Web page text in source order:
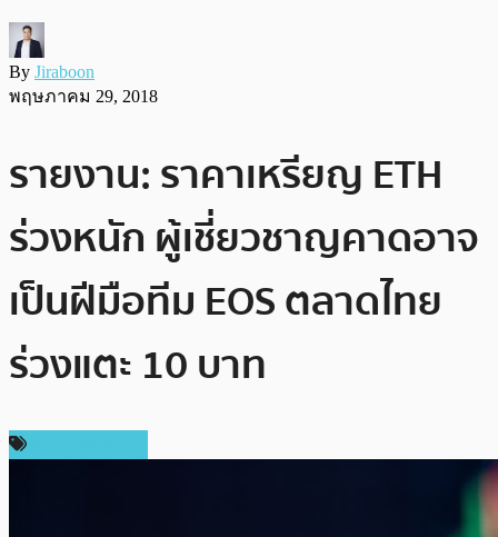
By Jiraboon
พฤษภาคม 29, 2018
รายงาน: ราคาเหรียญ​ ETH
ร่วงหนัก ผู้เชี่ยวชาญคาดอาจ
เป็นฝีมือทีม EOS ตลาดไทย
ร่วงแตะ 10 บาท